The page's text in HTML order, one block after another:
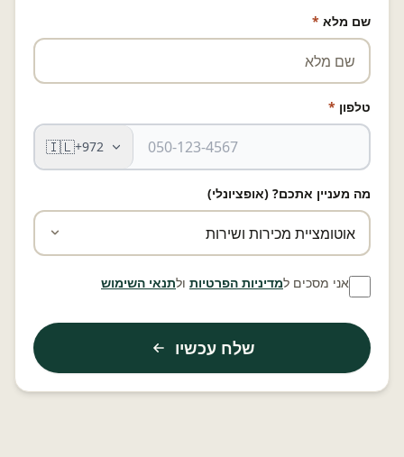
שם מלא *
טלפון *
🇮🇱+972
מה מעניין אתכם? (אופציונלי)
אני מסכים למדיניות הפרטיות ולתנאי השימוש
שלח עכשיו